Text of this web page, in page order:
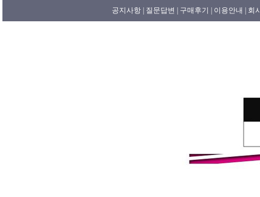
공지사항 | 질문답변 | 구매후기 | 이용안내 | 회